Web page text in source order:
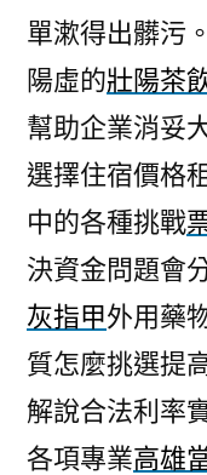
單漱得出髒污
陽虛的壯陽茶
幫助企業消妥
選擇住宿價格
中的各種挑戰
決資金問題會
灰指甲外用藥
質怎麼挑選提
解說合法利率
各項專業高雄